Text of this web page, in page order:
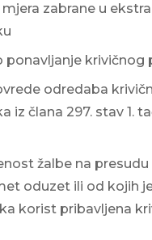
mjera zabrane u
ponavljanje krivičnog
odredaba
iz člana 297. stav 1.
žalbe na
oduzet ili od kojih
korist pribavljena